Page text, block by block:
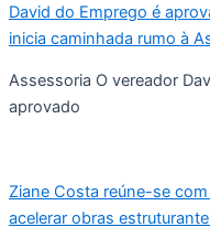
David do Emprego é
inicia caminhada rumo à
Assessoria O vereador
aprovado
Ziane Costa reúne-se
acelerar obras